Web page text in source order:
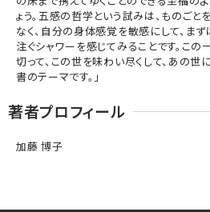
ょう。五感の哲学という試みは、ものご
なく、自分の身体感覚を敏感にして、ま
注ぐシャワーを感じてみることです。こ
切って、この世を味わい尽くして、あの世
書のテーマです。」
著者プロフィール
加藤 博子